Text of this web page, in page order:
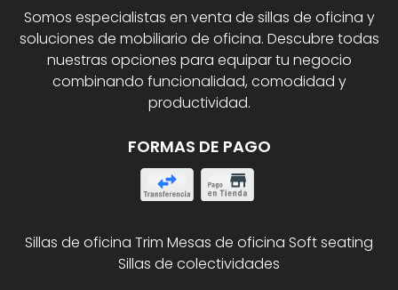
Somos especialistas en venta de sillas de oficina y
soluciones de mobiliario de oficina. Descubre todas
nuestras opciones para equipar tu negocio
combinando funcionalidad, comodidad y
productividad.
FORMAS DE PAGO
Sillas de oficina Trim Mesas de oficina Soft seating
Sillas de colectividades